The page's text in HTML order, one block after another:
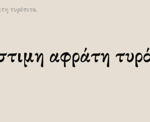
τυρόπιτα.
αφράτη